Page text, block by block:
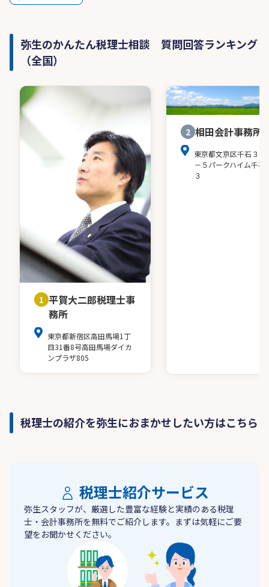
弥生のかんたん税理士相談 質問回答ランキング
（全国）
1 平賀大二郎税理士事
務所
東京都新宿区高田馬場1丁
目31番8号高田馬場ダイカ
ンプラザ805
2 相田会計事務所
東京都文京区千石３－
－５パークハイム千石
３
税理士の紹介を弥生におまかせしたい方はこちら
税理士紹介サービス
弥生スタッフが、厳選した豊富な経験と実績のある税理
士・会計事務所を無料でご紹介します。まずは気軽にご要
望をお聞かせください。